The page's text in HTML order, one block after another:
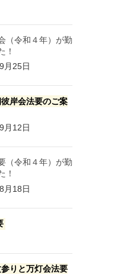
（令和４年）が勤
！
月25日
岸会法要のご案
月12日
（令和４年）が勤
！
月18日
りと万灯会法要